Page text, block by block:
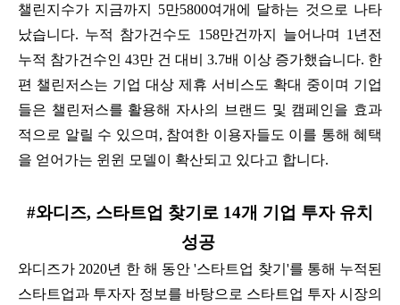
챌린지수가 지금까지 5만5800여개에 달하는 것으로 나타
났습니다. 누적 참가건수도 158만건까지 늘어나며 1년전
누적 참가건수인 43만 건 대비 3.7배 이상 증가했습니다. 한
편 챌린저스는 기업 대상 제휴 서비스도 확대 중이며 기업
들은 챌린저스를 활용해 자사의 브랜드 및 캠페인을 효과
적으로 알릴 수 있으며, 참여한 이용자들도 이를 통해 혜택
을 얻어가는 윈윈 모델이 확산되고 있다고 합니다.
#와디즈, 스타트업 찾기로 14개 기업 투자 유치
성공
와디즈가 2020년 한 해 동안 '스타트업 찾기'를 통해 누적된
스타트업과 투자자 정보를 바탕으로 스타트업 투자 시장의